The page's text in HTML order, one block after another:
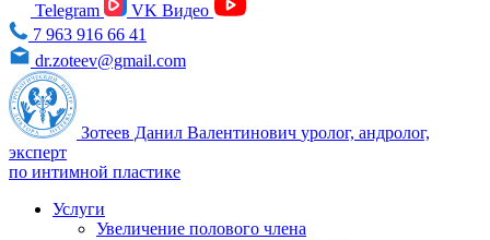
Telegram
VK Видео
7 963 916 66 41
dr.zoteev@gmail.com
Зотеев Данил Валентинович уролог, андролог,
эксперт
по интимной пластике
Услуги
Увеличение полового члена